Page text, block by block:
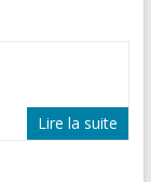
Lire la suite